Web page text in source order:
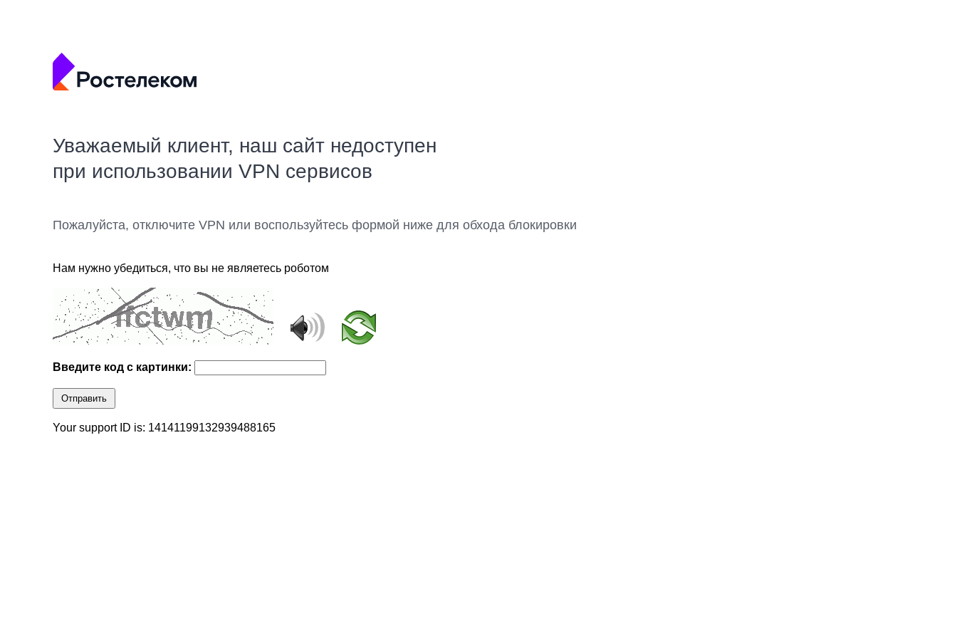
Уважаемый клиент, наш сайт недоступен
при использовании VPN сервисов
Пожалуйста, отключите VPN или воспользуйтесь формой ниже для обхода блокировки
Нам нужно убедиться, что вы не являетесь роботом
Введите код с картинки:
Отправить
Your support ID is: 14141199132939488165